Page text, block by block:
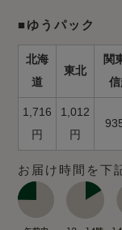
■ゆうパック
北海
道
東北
関
1,716
円
1,012
円
お届け時間を下